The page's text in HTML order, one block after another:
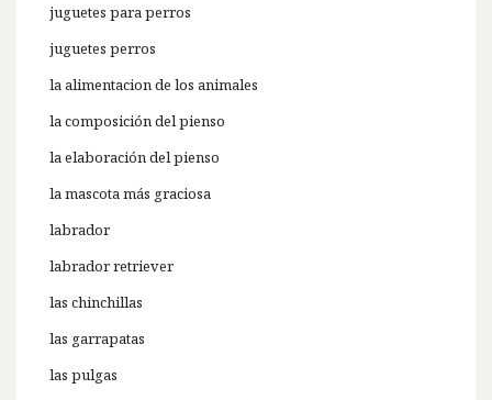
juguetes para perros
juguetes perros
la alimentacion de los animales
la composición del pienso
la elaboración del pienso
la mascota más graciosa
labrador
labrador retriever
las chinchillas
las garrapatas
las pulgas